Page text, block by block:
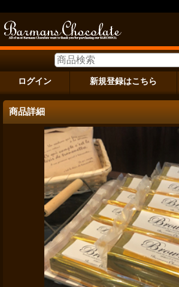
ログイン 新規登録はこちら
商品詳細